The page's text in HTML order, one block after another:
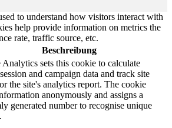
to understand how visitors interact with
help provide information on metrics the
rate, traffic source, etc.
Beschreibung
Analytics sets this cookie to calculate
and campaign data and track site
the site's analytics report. The cookie
anonymously and assigns a
generated number to recognise unique